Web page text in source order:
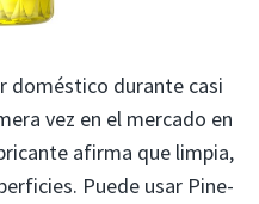
doméstico durante casi
vez en el mercado en
afirma que limpia,
Puede usar Pine-